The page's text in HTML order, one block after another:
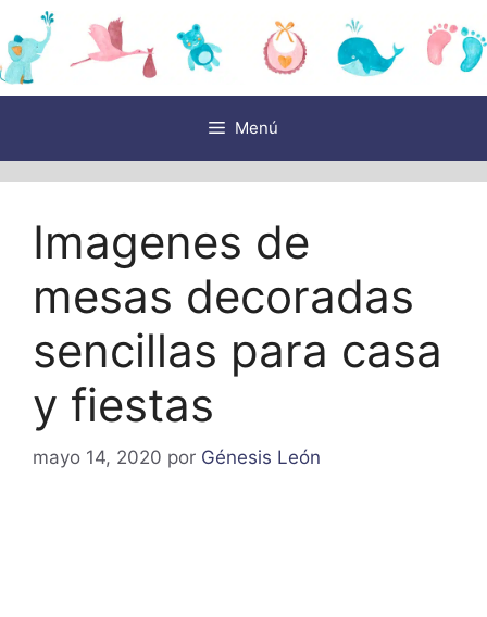
Saltar
al
contenido
Menú
Imagenes de
mesas decoradas
sencillas para casa
y fiestas
mayo 14, 2020 por Génesis León